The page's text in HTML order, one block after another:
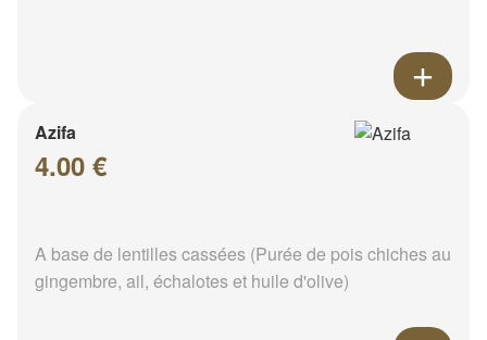
Azifa
4.00 €
A base de lentilles cassées (Purée de pois chiches au
gingembre, ail, échalotes et huile d'olive)